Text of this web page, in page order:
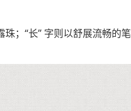
；“长” 字则以舒展流畅